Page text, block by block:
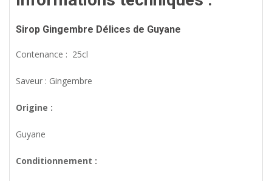
Sirop Gingembre Délices de Guyane
Contenance : 25cl
Saveur : Gingembre
Origine :
Guyane
Conditionnement :